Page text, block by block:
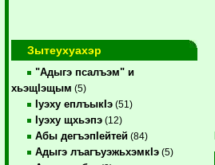
Зытеухуахэр
"Адыгэ псалъэм" и
хьэщIэщым (5)
Iуэху еплъыкIэ (51)
Iуэху щхьэпэ (12)
Абы дегъэпIейтей (84)
Адыгэ лъагъуэжьхэмкIэ (5)